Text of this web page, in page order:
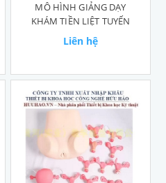
MÔ HÌNH GIẢNG DẠY
KHÁM TIỀN LIỆT TUYẾN
Liên hệ